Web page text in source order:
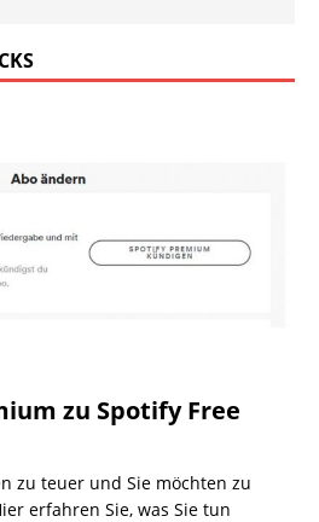
zu Spotify Free
zu teuer und Sie möchten zu
erfahren Sie, was Sie tun